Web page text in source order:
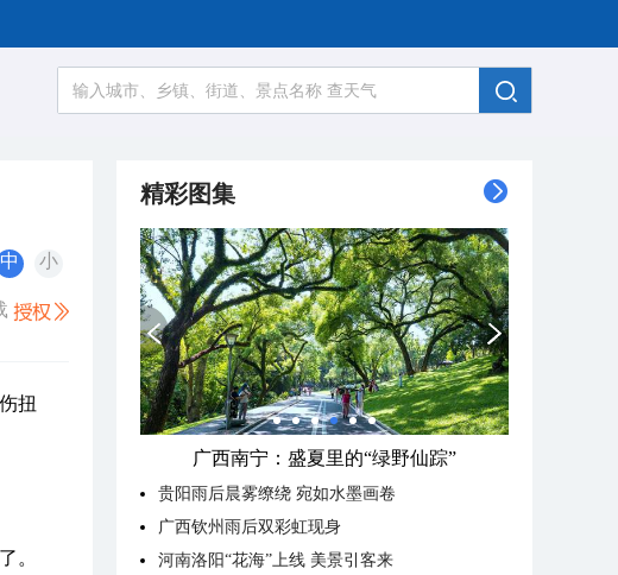
中 小
扭
。
精彩图集
广西南宁：盛夏里的“绿野仙踪”
贵阳雨后晨雾缭绕 宛如水墨画卷
广西钦州雨后双彩虹现身
河南洛阳“花海”上线 美景引客来